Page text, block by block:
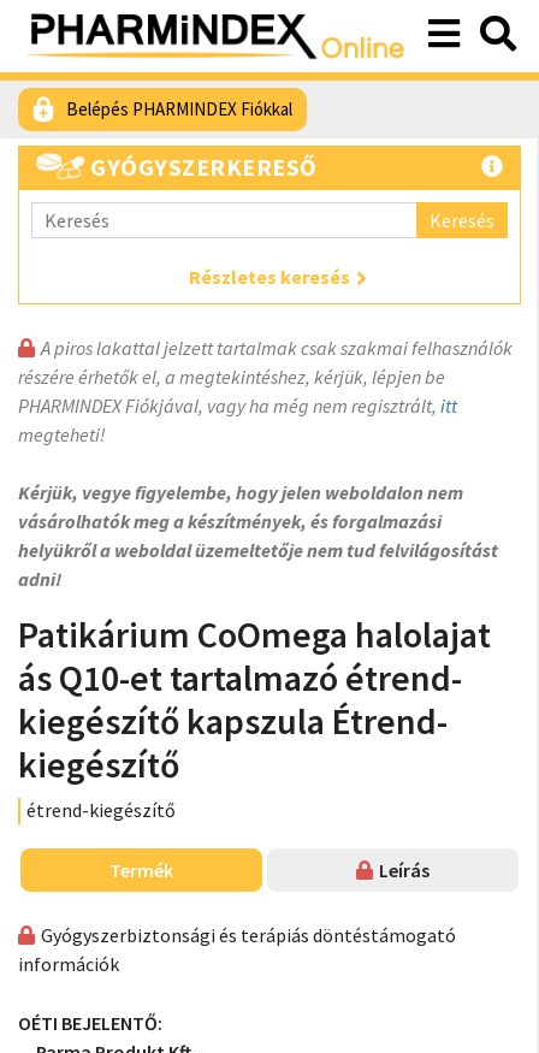
Belépés PHARMINDEX Fiókkal
GYÓGYSZERKERESŐ
Keresés
Részletes keresés
A piros lakattal jelzett tartalmak csak szakmai felhasználók
részére érhetők el, a megtekintéshez, kérjük, lépjen be
PHARMINDEX Fiókjával, vagy ha még nem regisztrált, itt
megteheti!
Kérjük, vegye figyelembe, hogy jelen weboldalon nem
vásárolhatók meg a készítmények, és forgalmazási
helyükről a weboldal üzemeltetője nem tud felvilágosítást
adni!
Patikárium CoOmega halolajat
ás Q10-et tartalmazó étrend-
kiegészítő kapszula Étrend-
kiegészítő
étrend-kiegészítő
Termék Leírás
Gyógyszerbiztonsági és terápiás döntéstámogató
információk
OÉTI BEJELENTŐ: